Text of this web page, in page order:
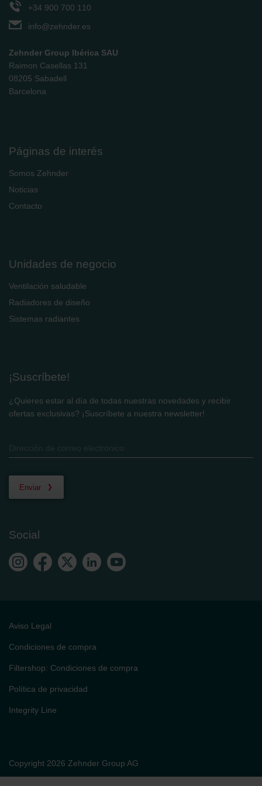
Zehnder Polska Sp. z o.o.: Oświadczenie o ochronie
Zehnder Group UK Limited: Privacy Policy
+34 900 700 110
info@zehnder.es
Zehnder Group Ibérica SAU
Raimon Casellas 131
08205 Sabadell
Barcelona
Páginas de interés
Somos Zehnder
Noticias
Contacto
Unidades de negocio
Ventilación saludable
Radiadores de diseño
Sistemas radiantes
¡Suscríbete!
¿Quieres estar al día de todas nuestras novedades y recibir
ofertas exclusivas? ¡Suscríbete a nuestra newsletter!
Enviar
Social
Copyright 2026 Zehnder Group AG
Aviso Legal
Condiciones de compra
Filtershop: Condiciones de compra
Política de privacidad
Integrity Line